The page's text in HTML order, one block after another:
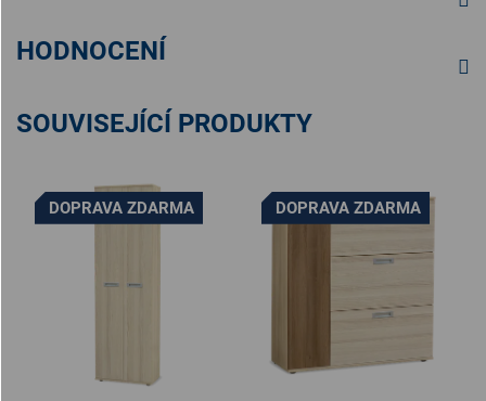
HODNOCENÍ
SOUVISEJÍCÍ PRODUKTY
DOPRAVA ZDARMA DOPRAVA ZDARMA